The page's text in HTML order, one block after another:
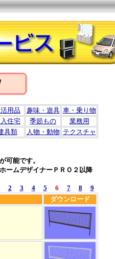
用品 趣味・遊具 車・乗り物
住宅 季節もの
業務用
具類 人物・動物 テクスチャ
可能です。
ームデザイナーＰＲＯ２以降
2 3 4 5 6 7 8
9
ダウンロード